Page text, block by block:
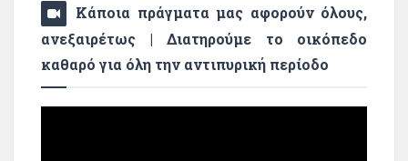
Κάποια πράγματα μας αφορούν όλους,
ανεξαιρέτως | Διατηρούμε το οικόπεδο
καθαρό για όλη την αντιπυρική περίοδο